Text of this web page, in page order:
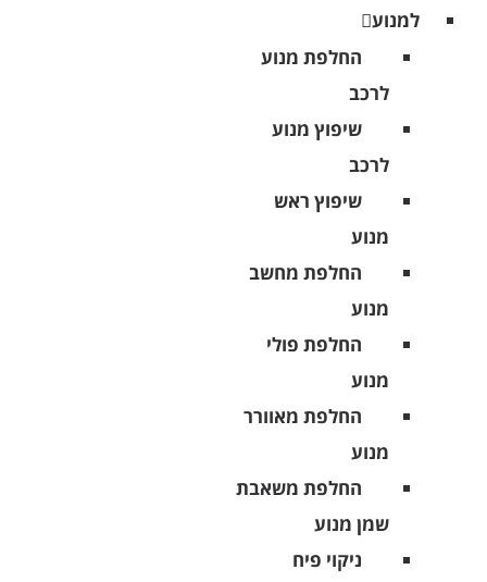
למנוע
החלפת מנוע
לרכב
שיפוץ מנוע
לרכב
שיפוץ ראש
מנוע
החלפת מחשב
מנוע
החלפת פולי
מנוע
החלפת מאוורר
מנוע
החלפת משאבת
שמן מנוע
ניקוי פיח